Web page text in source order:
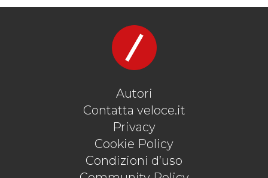
#MILA SCHÖN
#MOSTRA
#MUSEO SVIZZERO DEI TRASPORTI DI LUCERNA
#VIGNALE
#VINTAGE
Autori
Contatta veloce.it
Privacy
Cookie Policy
Condizioni d’uso